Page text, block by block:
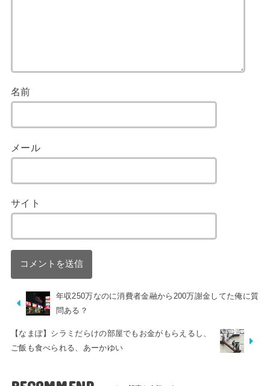
名前
メール
サイト
年収250万なのに消費者金融から200万謝金してた俺に質
問ある？
【なまぽ】シラミだらけの部屋でもお金がもらえるし、
ご飯も食べられる、あーかゆい